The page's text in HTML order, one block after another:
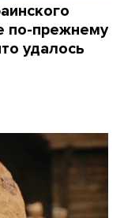
по-прежнему
удалось